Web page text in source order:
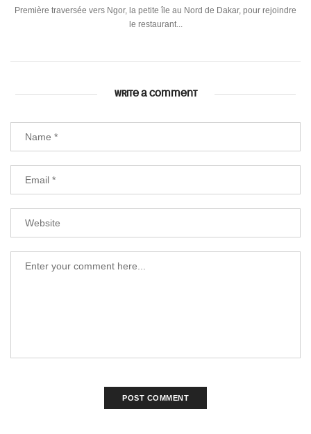
Première traversée vers Ngor, la petite île au Nord de Dakar, pour rejoindre
le restaurant...
WRITE A COMMENT